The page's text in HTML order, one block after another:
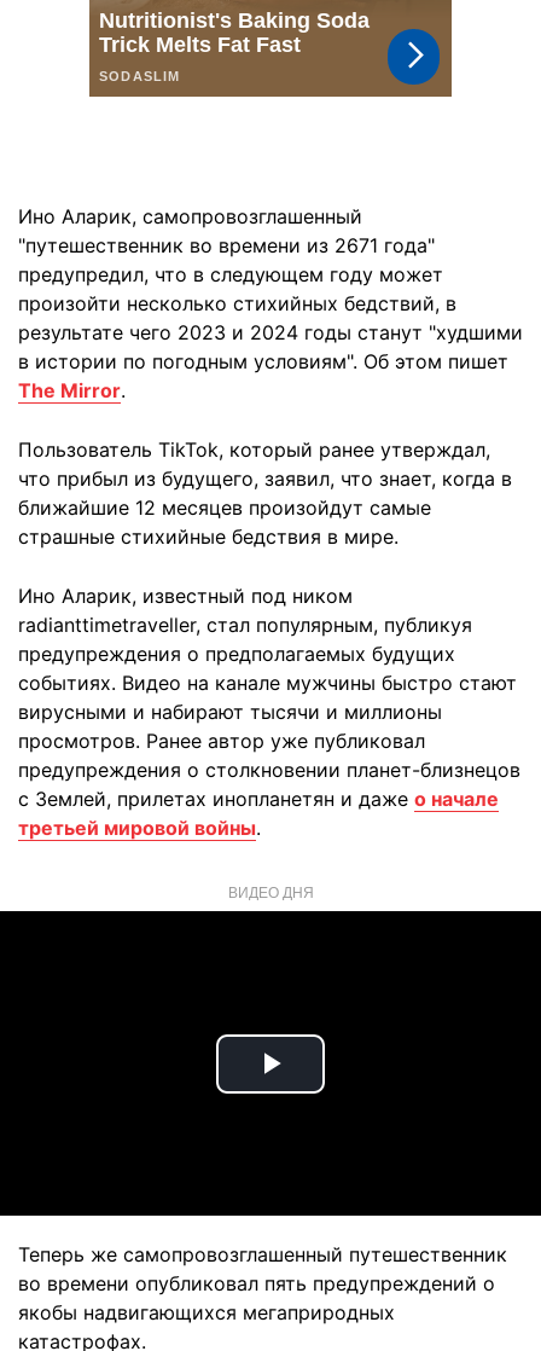
Ино Аларик, самопровозглашенный
"путешественник во времени из 2671 года"
предупредил, что в следующем году может
произойти несколько стихийных бедствий, в
результате чего 2023 и 2024 годы станут "худшими
в истории по погодным условиям". Об этом пишет
The Mirror.
Пользователь TikTok, который ранее утверждал,
что прибыл из будущего, заявил, что знает, когда в
ближайшие 12 месяцев произойдут самые
страшные стихийные бедствия в мире.
Ино Аларик, известный под ником
radianttimetraveller, стал популярным, публикуя
предупреждения о предполагаемых будущих
событиях. Видео на канале мужчины быстро стают
вирусными и набирают тысячи и миллионы
просмотров. Ранее автор уже публиковал
предупреждения о столкновении планет-близнецов
с Землей, прилетах инопланетян и даже о начале
третьей мировой войны.
ВИДЕО ДНЯ
Play
Теперь же самопровозглашенный путешественник
во времени опубликовал пять предупреждений о
якобы надвигающихся мегаприродных
катастрофах.